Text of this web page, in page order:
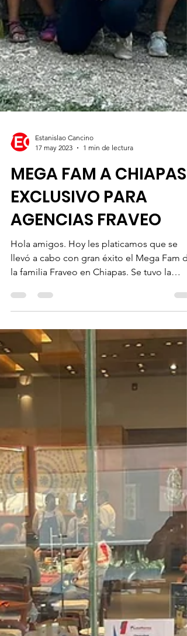
Estanislao Cancino
17 may 2023
1 min de lectura
MEGA FAM A CHIAPAS
EXCLUSIVO PARA
AGENCIAS FRAVEO
Hola amigos. Hoy les platicamos que se
llevó a cabo con gran éxito el Mega Fam